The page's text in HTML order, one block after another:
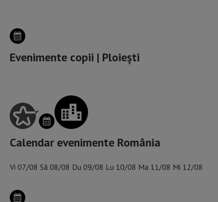
Evenimente copii | Ploiești
Calendar evenimente România
Vi 07/08 Sâ 08/08 Du 09/08 Lu 10/08 Ma 11/08 Mi 12/08